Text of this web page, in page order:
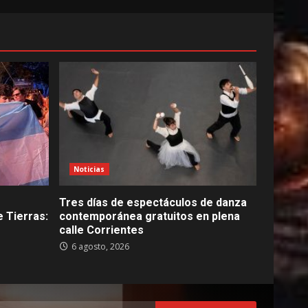
Tierras:
Noticias
Tres días de espectáculos de danza
contemporánea gratuitos en plena
calle Corrientes
6 agosto, 2026